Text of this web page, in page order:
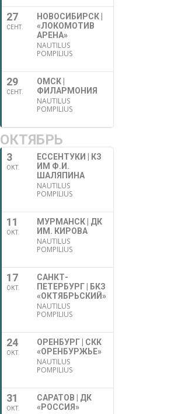
27
СЕНТ.
НОВОСИБИРСК |
«ЛОКОМОТИВ
АРЕНА»
NAUTILUS
POMPILIUS
29
СЕНТ.
ОМСК |
ФИЛАРМОНИЯ
NAUTILUS
POMPILIUS
ОКТЯБРЬ
3
ОКТ.
ЕССЕНТУКИ | КЗ
ИМ Ф.И.
ШАЛЯПИНА
NAUTILUS
POMPILIUS
11
ОКТ.
МУРМАНСК | ДК
ИМ. КИРОВА
NAUTILUS
POMPILIUS
17
ОКТ.
САНКТ-
ПЕТЕРБУРГ | БКЗ
«ОКТЯБРЬСКИЙ»
NAUTILUS
POMPILIUS
24
ОКТ.
ОРЕНБУРГ | СКК
«ОРЕНБУРЖЬЕ»
NAUTILUS
POMPILIUS
31
ОКТ.
САРАТОВ | ДК
«РОССИЯ»